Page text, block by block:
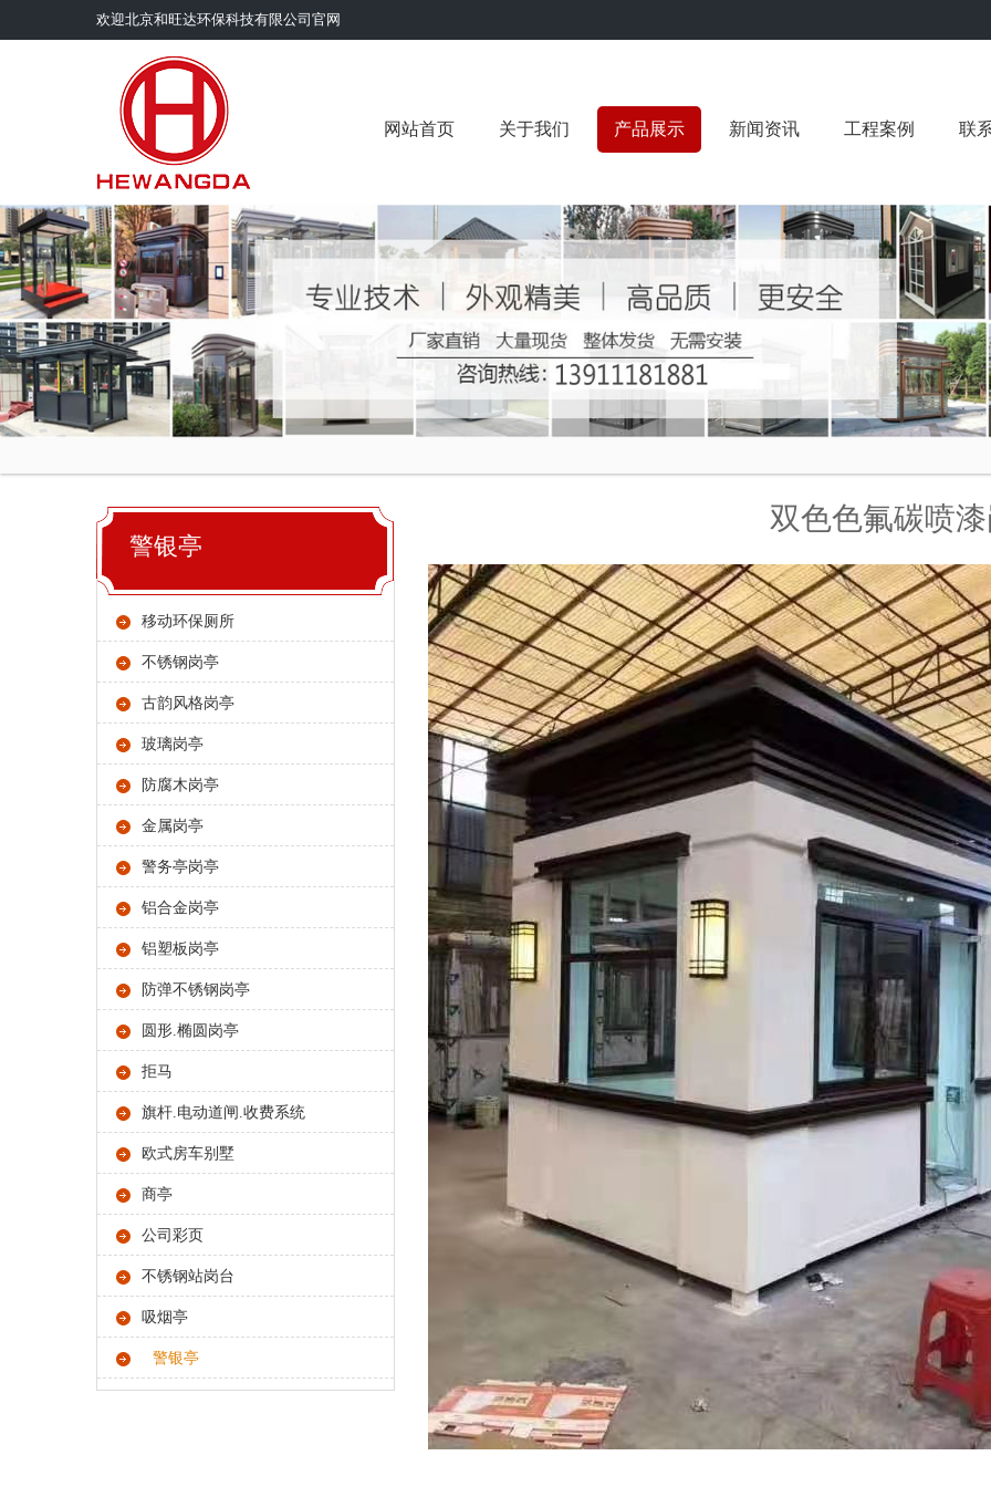
欢迎北京和旺达环保科技有限公司官网
网站首页 关于我们 产品展示 新闻资讯 工程案例 联
警银亭
移动环保厕所
不锈钢岗亭
古韵风格岗亭
玻璃岗亭
防腐木岗亭
金属岗亭
警务亭岗亭
铝合金岗亭
铝塑板岗亭
防弹不锈钢岗亭
圆形.椭圆岗亭
拒马
旗杆.电动道闸.收费系统
欧式房车别墅
商亭
公司彩页
不锈钢站岗台
吸烟亭
警银亭
双色色氟碳喷